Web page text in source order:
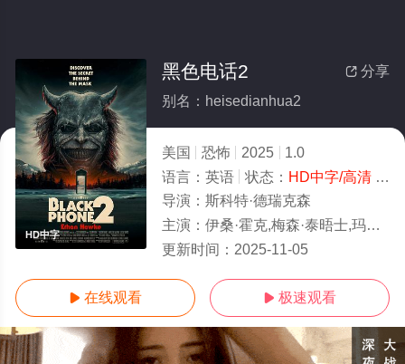
HD中字
 分享
黑色电话2
别名：heisedianhua2
美国 恐怖 2025
1.0
语言： 英语 状态： HD中字/高清- 免费在线观看
导演： 斯科特·德瑞克森
主演： 伊桑·霍克,梅森·泰晤士,玛德琳·麦格劳,德米安·比齐尔,米格尔·卡萨
更新时间： 2025-11-05
 在线观看  极速观看